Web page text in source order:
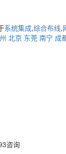
系统集成,综合布线,
北京 东莞 南宁 成
咨询